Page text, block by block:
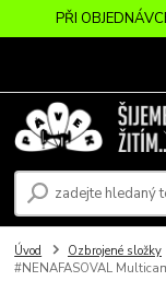
PŘI
Úvod Ozbrojené složky
#NENAFASOVAL